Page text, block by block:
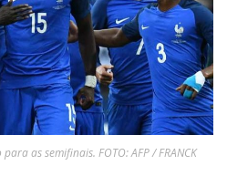
as semifinais. FOTO: AFP / FRANCK